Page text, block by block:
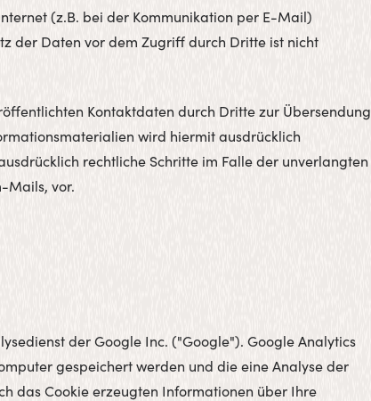
(z.B. bei der Kommunikation per E-Mail)
der Daten vor dem Zugriff durch Dritte ist nicht
Kontaktdaten durch Dritte zur Übersendung
wird hiermit ausdrücklich
rechtliche Schritte im Falle der unverlangten
Mails, vor.
der Google Inc. ("Google"). Google Analytics
gespeichert werden und die eine Analyse der
das Cookie erzeugten Informationen über Ihre